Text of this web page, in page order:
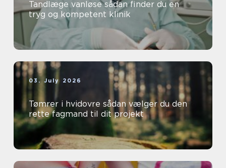
Tandlæge vanløse sådan finder du en
tryg og kompetent klinik
03. July 2026
Tømrer i hvidovre sådan vælger du den
rette fagmand til dit projekt